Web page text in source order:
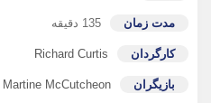
مدت زمان 135 دقیقه
کارگردان Richard Curtis
بازیگران Martine McCutcheon